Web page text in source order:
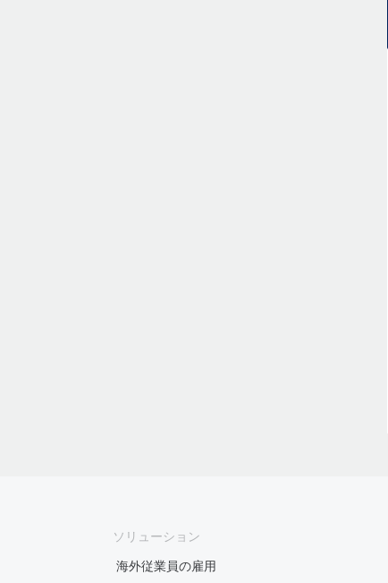
ソリューション
海外従業員の雇用